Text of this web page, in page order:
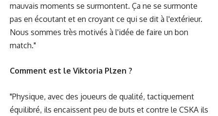
mauvais moments se surmontent. Ça ne se surmonte
pas en écoutant et en croyant ce qui se dit à l'extérieur.
Nous sommes très motivés à l'idée de faire un bon
match."
Comment est le Viktoria Plzen ?
"Physique, avec des joueurs de qualité, tactiquement
équilibré, ils encaissent peu de buts et contre le CSKA ils